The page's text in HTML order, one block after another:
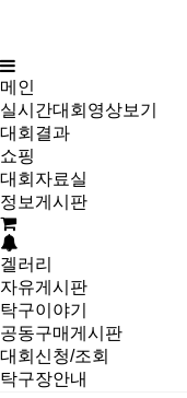
메인
실시간대회영상보기
대회결과
쇼핑
대회자료실
정보게시판
겔러리
자유게시판
탁구이야기
공동구매게시판
대회신청/조회
탁구장안내